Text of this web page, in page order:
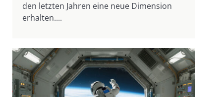
den letzten Jahren eine neue Dimension
erhalten....